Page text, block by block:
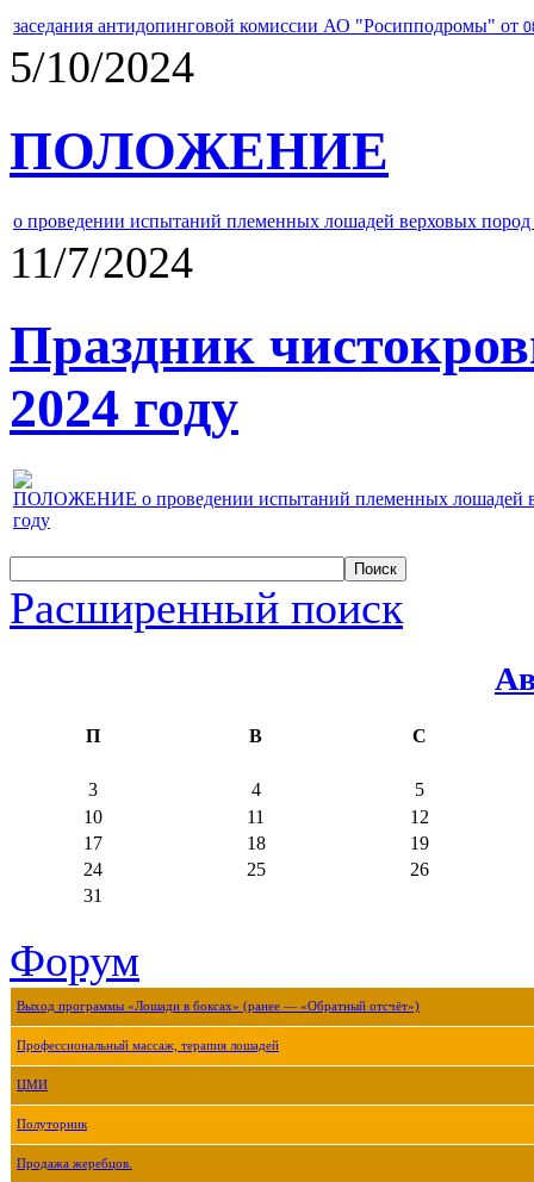
заседания антидопинговой комиссии АО "Росипподромы" от
5/10/2024
ПОЛОЖЕНИЕ
о проведении испытаний племенных лошадей верховых
11/7/2024
Праздник
2024 году
ПОЛОЖЕНИЕ о проведении испытаний племенных лошадей
году
Расширенный поиск
П В С
3 4
5
10
11
12
17
18
19
24
25
26
31
Форум
Выход программы «Лошади в боксах» (ранее — «Обратный отсчёт»)
Профессиональный массаж, терапия лошадей
ЦМИ
Полуторник
Продажа жеребцов.